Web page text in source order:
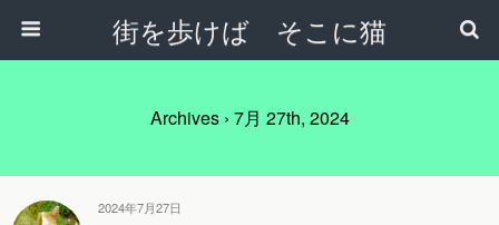
街を歩けば そこに猫
Archives › 7月 27th, 2024
2024年7月27日